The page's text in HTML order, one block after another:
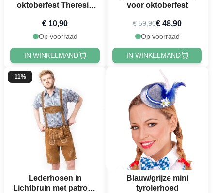
oktoberfest Theresia
vrouwen one-size
€ 10,90
Op voorraad
IN WINKELMAND
voor oktoberfest
€ 59,90€ 48,90
Op voorraad
IN WINKELMAND
11%
Lederhosen in
Lichtbruin met patroon
Blauw/grijze mini
tyrolerhoed